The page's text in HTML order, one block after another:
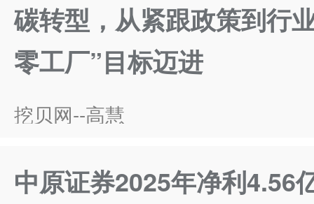
碳转型，从紧跟政策到行
零工厂”目标迈进
挖贝网--高慧
中原证券2025年净利4.56